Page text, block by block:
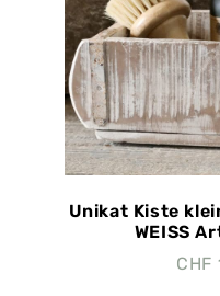
Unikat Kiste
WEISS
CHF